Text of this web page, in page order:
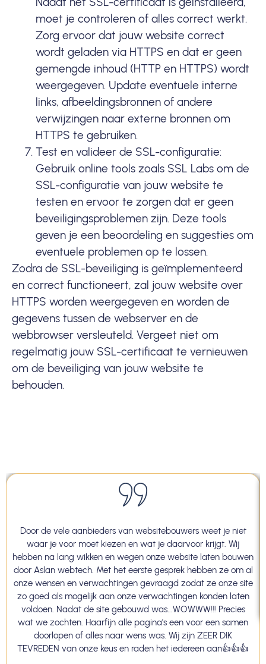
moet je controleren of alles correct werkt.
Zorg ervoor dat jouw website correct
wordt geladen via HTTPS en dat er geen
gemengde inhoud (HTTP en HTTPS) wordt
weergegeven. Update eventuele interne
links, afbeeldingsbronnen of andere
verwijzingen naar externe bronnen om
HTTPS te gebruiken.
Test en valideer de SSL-configuratie:
Gebruik online tools zoals SSL Labs om de
SSL-configuratie van jouw website te
testen en ervoor te zorgen dat er geen
beveiligingsproblemen zijn. Deze tools
geven je een beoordeling en suggesties om
eventuele problemen op te lossen.
Zodra de SSL-beveiliging is geïmplementeerd
en correct functioneert, zal jouw website over
HTTPS worden weergegeven en worden de
gegevens tussen de webserver en de
webbrowser versleuteld. Vergeet niet om
regelmatig jouw SSL-certificaat te vernieuwen
om de beveiliging van jouw website te
behouden.
Door de vele aanbieders van websitebouwers weet je niet
waar je voor moet kiezen en wat je daarvoor krijgt. Wij
hebben na lang wikken en wegen onze website laten bouwen
door Aslan webtech. Met het eerste gesprek hebben ze om al
onze wensen en verwachtingen gevraagd zodat ze onze site
zo goed als mogelijk aan onze verwachtingen konden laten
voldoen. Nadat de site gebouwd was...WOWWW!!! Precies
wat we zochten. Haarfijn alle pagina's een voor een samen
doorlopen of alles naar wens was. Wij zijn ZEER DIK
TEVREDEN van onze keus en raden het iedereen aan👍👍👍